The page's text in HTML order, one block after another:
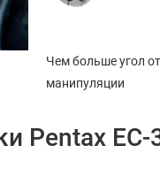
Чем больше угол
манипуляции
Pentax